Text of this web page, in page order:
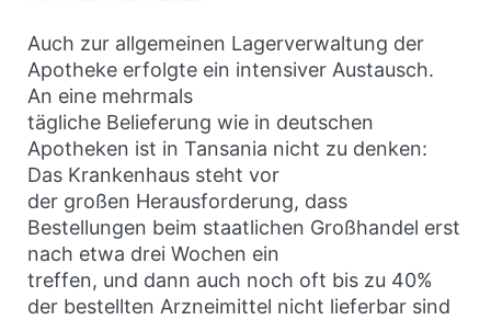
Auch zur allgemeinen Lagerverwaltung der
Apotheke erfolgte ein intensiver Austausch.
An eine mehrmals
tägliche Belieferung wie in deutschen
Apotheken ist in Tansania nicht zu denken:
Das Krankenhaus steht vor
der großen Herausforderung, dass
Bestellungen beim staatlichen Großhandel erst
nach etwa drei Wochen ein
treffen, und dann auch noch oft bis zu 40%
der bestellten Arzneimittel nicht lieferbar sind